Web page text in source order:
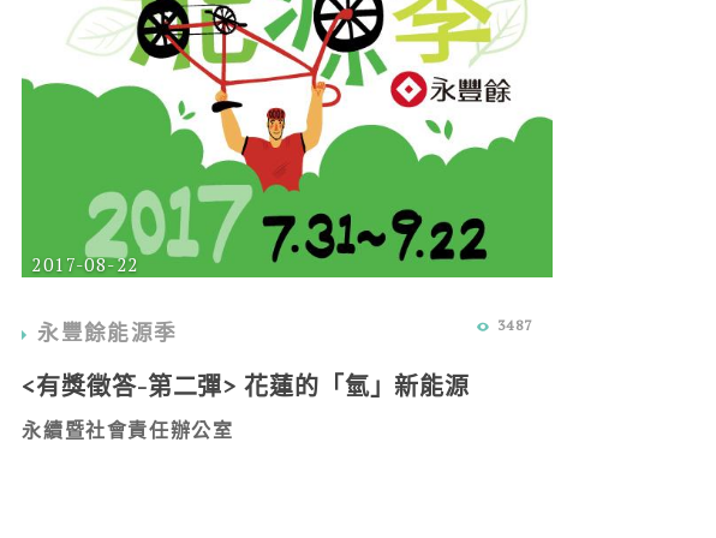
2017-08-22
永豐餘能源季 3487
<有獎徵答-第二彈> 花蓮的「氫」新能源
永續暨社會責任辦公室